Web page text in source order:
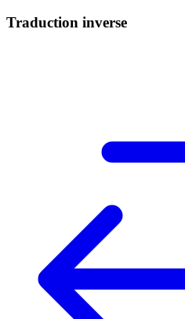
Traduction inverse